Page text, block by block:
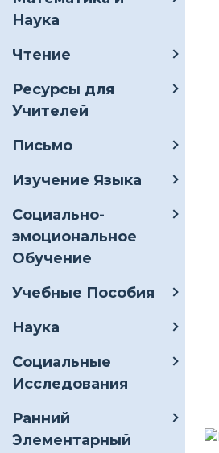
Наука
Чтение
Ресурсы для
Учителей
Письмо
Изучение Языка
Социально-
эмоциональное
Обучение
Учебные Пособия
Наука
Социальные
Исследования
Ранний
Элементарный